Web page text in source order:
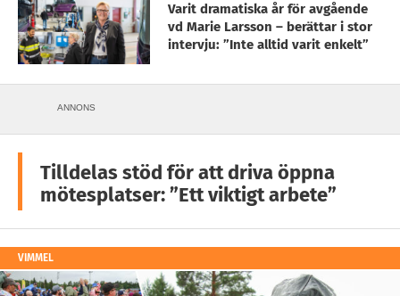
Varit dramatiska år för avgående
vd Marie Larsson – berättar i stor
intervju: ”Inte alltid varit enkelt”
ANNONS
Tilldelas stöd för att driva öppna
mötesplatser: ”Ett viktigt arbete”
VIMMEL